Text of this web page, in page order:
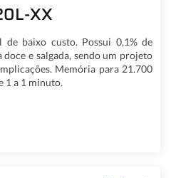
XX
baixo custo. Possui 0,1% de
e salgada, sendo um projeto
Memória para 21.700
1 a 1 minuto.